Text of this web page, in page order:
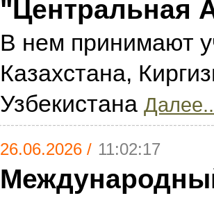
"Центральная
В нем принимают
Казахстана,
Узбекистана
26.06.2026 / 11:02:17